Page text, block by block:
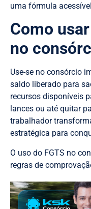
uma fórmula
Como
no
Use-se no consórcio
saldo liberado para
recursos disponíveis
lances ou até quitar
trabalhador
estratégica para
O uso do FGTS no
regras de